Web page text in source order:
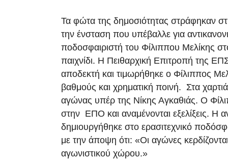
Τα φώτα της δημοσιότητας στράφηκαν
την ένσταση που υπέβαλλε για
ποδοσφαιριστή του Φίλιππου Μελίκης
παιχνίδι. Η Πειθαρχική Επιτροπή της
αποδεκτή και τιμωρήθηκε ο Φίλιππος
βαθμούς και χρηματική ποινή. Στα
αγώνας υπέρ της Νίκης Αγκαθιάς. Ο
στην ΕΠΟ και αναμένονται εξελίξεις. Η
δημιουργήθηκε στο ερασιτεχνικό
με την άποψη ότι: «Οι αγώνες
αγωνιστικού χώρου.»